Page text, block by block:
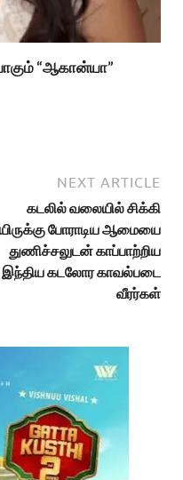
“ஆகான்யா”
NEXT ARTICLE
கடலில் வலையில் சிக்கி
போராடிய ஆமையை
துணிச்சலுடன் காப்பாற்றிய
இந்திய கடலோர காவல்படை
வீரர்கள்